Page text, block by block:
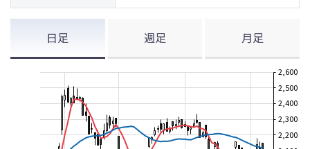
日足 週足 月足
2,200
2,300
2,400
2,500
2,600